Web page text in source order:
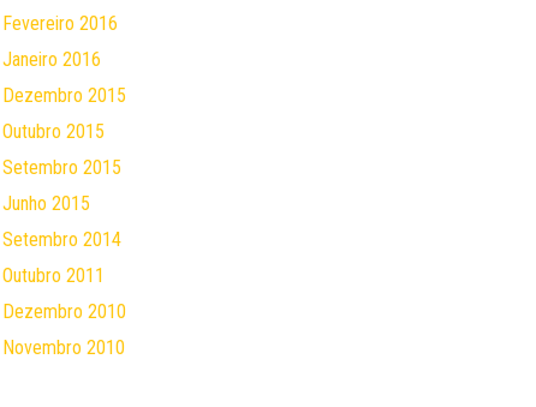
Fevereiro 2016
Janeiro 2016
Dezembro 2015
Outubro 2015
Setembro 2015
Junho 2015
Setembro 2014
Outubro 2011
Dezembro 2010
Novembro 2010